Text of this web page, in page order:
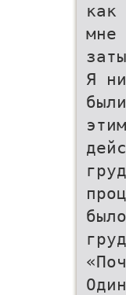
как
мне
Я